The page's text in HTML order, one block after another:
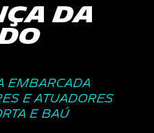
da
embarcada
e atuadores
e baú